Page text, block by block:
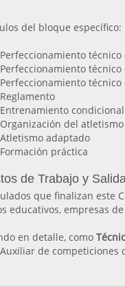
del bloque específico:
Perfeccionamiento
Perfeccionamiento técnico
Perfeccionamiento
Reglamento
Entrenamiento
Organización del atletismo
Atletismo adaptado
Formación práctica
de Trabajo y
que finalizan este
educativos, empresas
en detalle, como
Auxiliar de competiciones